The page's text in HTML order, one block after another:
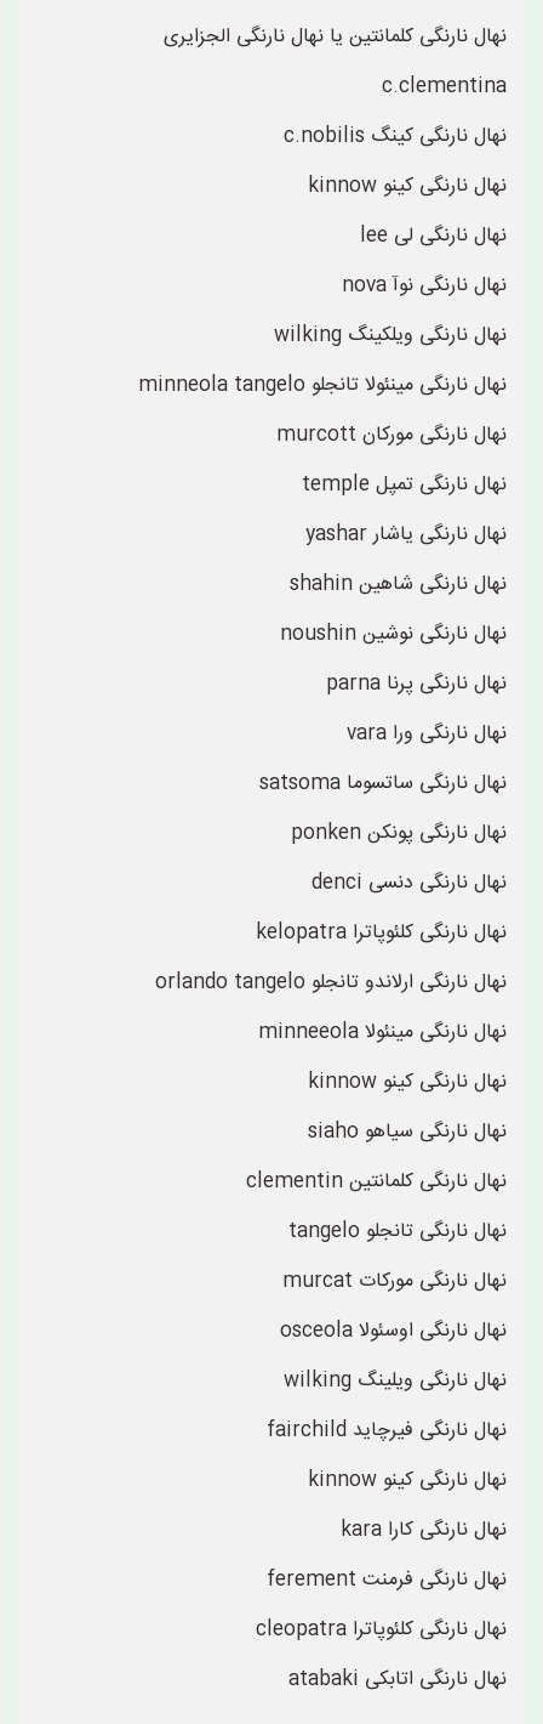
نهال نارنگی کلمانتین یا نهال نارنگی الجزایری
c.clementina
نهال نارنگی کینگ c.nobilis
نهال نارنگی کینو kinnow
نهال نارنگی لی lee
نهال نارنگی نوآ nova
نهال نارنگی ویلکینگ wilking
نهال نارنگی مینئولا تانجلو minneola tangelo
نهال نارنگی مورکان murcott
نهال نارنگی تمپل temple
نهال نارنگی یاشار yashar
نهال نارنگی شاهین shahin
نهال نارنگی نوشین noushin
نهال نارنگی پرنا parna
نهال نارنگی ورا vara
نهال نارنگی ساتسوما satsoma
نهال نارنگی پونکن ponken
نهال نارنگی دنسی denci
نهال نارنگی کلئوپاترا kelopatra
نهال نارنگی ارلاندو تانجلو orlando tangelo
نهال نارنگی مینئولا minneeola
نهال نارنگی کینو kinnow
نهال نارنگی سیاهو siaho
نهال نارنگی کلمانتین clementin
نهال نارنگی تانجلو tangelo
نهال نارنگی مورکات murcat
نهال نارنگی اوسئولا osceola
نهال نارنگی ویلینگ wilking
نهال نارنگی فیرچاید fairchild
نهال نارنگی کینو kinnow
نهال نارنگی کارا kara
نهال نارنگی فرمنت ferement
نهال نارنگی کلئوپاترا cleopatra
نهال نارنگی اتابکی atabaki